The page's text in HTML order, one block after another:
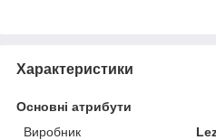
Характеристики
Основні атрибути
Виробник